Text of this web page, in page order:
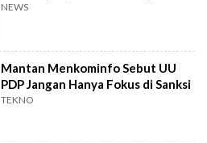
NEWS
Mantan Menkominfo Sebut UU
PDP Jangan Hanya Fokus di Sanksi
TEKNO